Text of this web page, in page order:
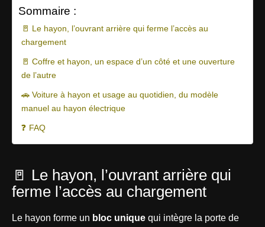
Sommaire :
🚪 Le hayon, l’ouvrant arrière qui ferme l’accès au
chargement
🚪 Coffre et hayon, un espace d’un côté et une ouverture
de l’autre
🚗 Voiture à hayon et usage au quotidien, du modèle
manuel au hayon électrique
❓ FAQ
🚪 Le hayon, l’ouvrant arrière qui
ferme l’accès au chargement
Le hayon forme un bloc unique qui intègre la porte de